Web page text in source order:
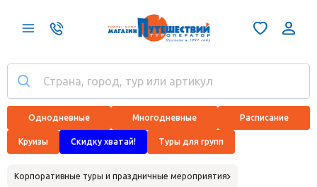
Однодневные Многодневные Расписание
Круизы Скидку хватай! Туры для групп
Корпоративные туры и праздничные мероприятия